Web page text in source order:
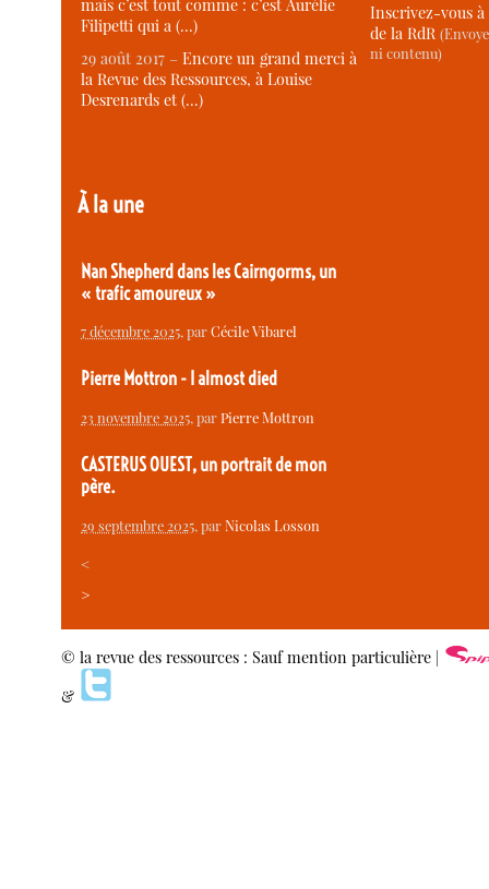
mais c’est tout comme : c’est Aurélie
Filipetti qui a (…)
29 août 2017 –Encore un grand merci à
la Revue des Ressources, à Louise
Desrenards et (…)
À la une
Nan Shepherd dans les Cairngorms, un
« trafic amoureux »
7 décembre 2025, parCécile Vibarel
Pierre Mottron - I almost died
23 novembre 2025, parPierre Mottron
CASTERUS OUEST, un portrait de mon
père.
29 septembre 2025, parNicolas Losson
<
>
Inscrivez-vous
de la RdR
ni contenu)
© la revue des ressources : Sauf mention particulière |
&